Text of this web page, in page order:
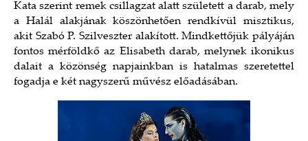
Kata szerint remek csillagzat alatt született a darab, mely
a Halál alakjának köszönhetően rendkívül misztikus,
akit Szabó P. Szilveszter alakított. Mindkettőjük pályáján
fontos mérföldkő az Elisabeth darab, melynek ikonikus
dalait a közönség napjainkban is hatalmas szeretettel
fogadja e két nagyszerű művész előadásában.